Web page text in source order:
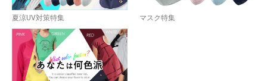
夏涼UV対策特集 マスク特集